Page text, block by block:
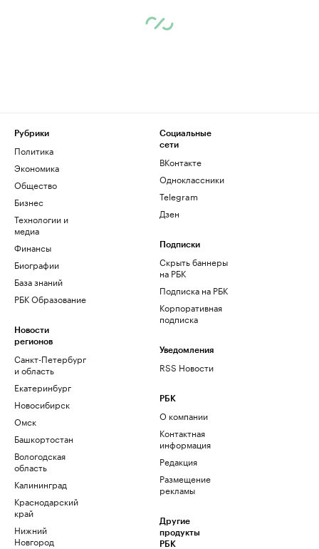
Рубрики
Политика
Экономика
Общество
Бизнес
Технологии и
медиа
Финансы
Биографии
База знаний
РБК Образование
Новости
регионов
Санкт-Петербург
и область
Екатеринбург
Новосибирск
Омск
Башкортостан
Вологодская
область
Калининград
Краснодарский
край
Нижний
Новгород
Социальные
сети
ВКонтакте
Одноклассники
Telegram
Дзен
Подписки
Скрыть баннеры
на РБК
Подписка на РБК
Корпоративная
подписка
Уведомления
RSS Новости
РБК
О компании
Контактная
информация
Редакция
Размещение
рекламы
Другие
продукты
РБК